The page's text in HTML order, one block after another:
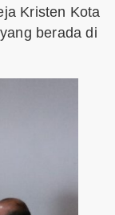
Kristen Kota
berada di